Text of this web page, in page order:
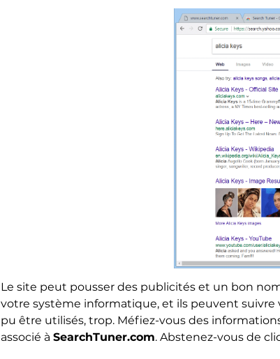
Le site peut pousser des publicités et un bon
votre système informatique, et ils peuvent
pu être utilisés, trop. Méfiez-vous des
associé à SearchTuner.com. Abstenez-vous de